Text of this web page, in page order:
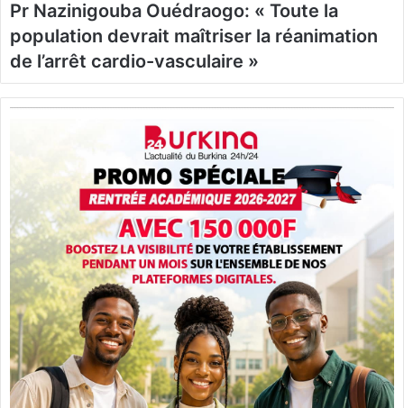
Pr Nazinigouba Ouédraogo: « Toute la
population devrait maîtriser la réanimation
de l’arrêt cardio-vasculaire »